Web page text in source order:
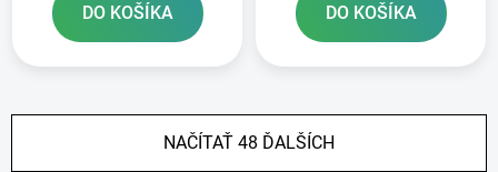
DO KOŠÍKA DO KOŠÍKA
NAČÍTAŤ 48 ĎALŠÍCH